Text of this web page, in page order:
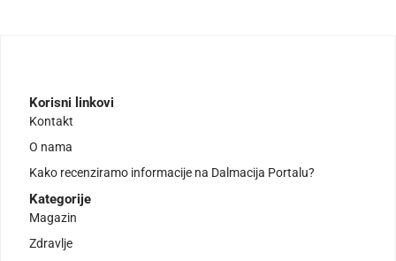
Korisni linkovi
Kontakt
O nama
Kako recenziramo informacije na Dalmacija Portalu?
Kategorije
Magazin
Zdravlje